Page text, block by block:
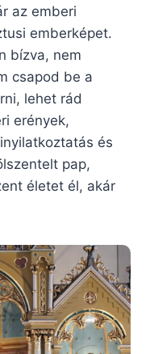
az emberi
emberképet.
bízva, nem
csapod be a
lehet rád
erények,
és
pap,
életet él, akár